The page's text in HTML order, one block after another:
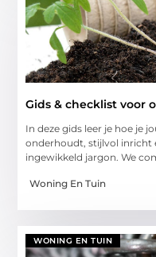
Gids & checklist voor
In deze gids leer je hoe je
onderhoudt, stijlvol
ingewikkeld jargon. We
Woning En Tuin
WONING EN TUIN